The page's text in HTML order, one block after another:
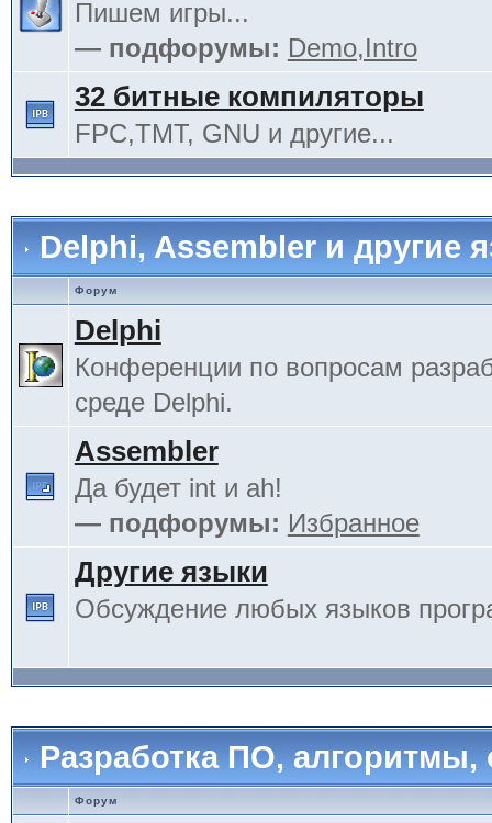
Пишем игры...
— подфорумы: Demo,Intro
32 битные компиляторы
FPC,TMT, GNU и другие...
Delphi, Assembler и другие
Форум
Delphi
Конференции по вопросам
среде Delphi.
Assembler
Да будет int и ah!
— подфорумы: Избранное
Другие языки
Обсуждение любых языков
Разработка ПО,
Форум